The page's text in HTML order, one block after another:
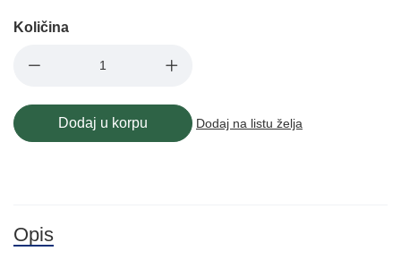
Količina
Dodaj u korpu Dodaj na listu želja
Opis